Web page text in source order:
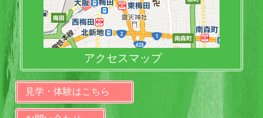
アクセスマップ
見学・体験はこちら